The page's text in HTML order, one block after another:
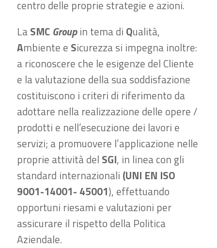
centro delle proprie strategie e azioni.
LaSMC Groupin tema di Qualità,
Ambiente e Sicurezza si impegna inoltre:
a riconoscere che le esigenze del Cliente
e la valutazione della sua soddisfazione
costituiscono i criteri di riferimento da
adottare nella realizzazione delle opere /
prodotti e nell’esecuzione dei lavori e
servizi; a promuovere l’applicazione nelle
proprie attività del SGI, in linea con gli
standard internazionali (UNI EN ISO
9001-14001- 45001), effettuando
opportuni riesami e valutazioni per
assicurare il rispetto della Politica
Aziendale.